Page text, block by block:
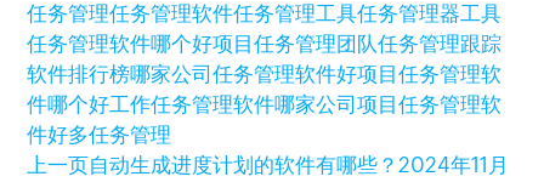
任务管理任务管理软件任务管理工具任务管理器工具
任务管理软件哪个好项目任务管理团队任务管理跟踪
软件排行榜哪家公司任务管理软件好项目任务管理软
件哪个好工作任务管理软件哪家公司项目任务管理软
件好多任务管理
上一页自动生成进度计划的软件有哪些？2024年11月